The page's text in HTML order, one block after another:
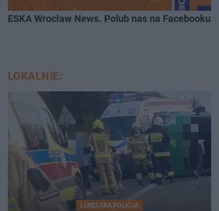
ESKA Wrocław News. Polub nas na Facebooku!
LOKALNIE:
LUBELSKA POLICJA